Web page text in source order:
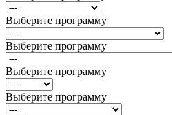
Выберите программу
Выберите программу
Выберите программу
Выберите программу